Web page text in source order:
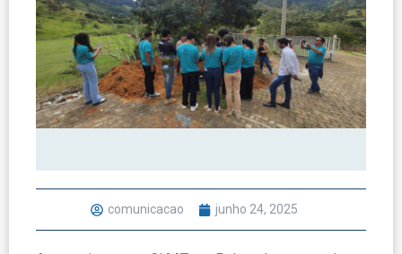
comunicacao junho 24, 2025